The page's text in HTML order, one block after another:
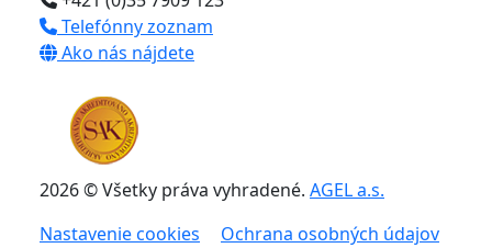
Telefónny zoznam
Ako nás nájdete
2026 © Všetky práva vyhradené. AGEL a.s.
Nastavenie cookies
Ochrana osobných údajov